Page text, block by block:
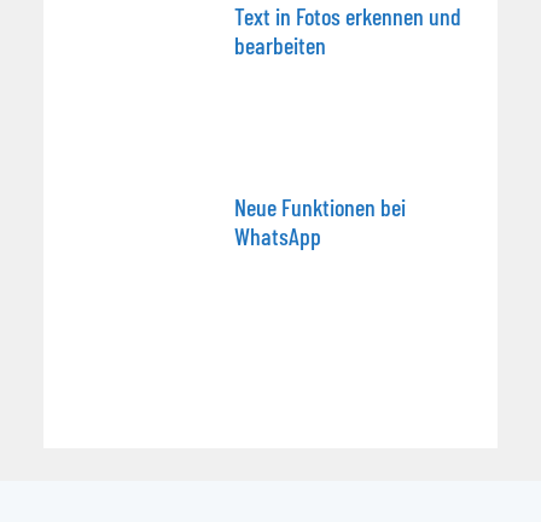
Text in Fotos erkennen und
bearbeiten
Neue Funktionen bei
WhatsApp